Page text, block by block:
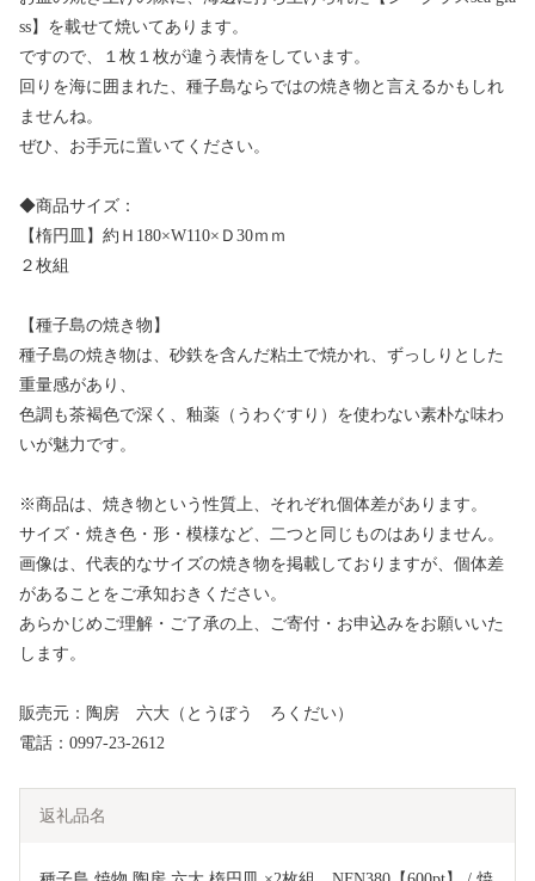
ss】を載せて焼いてあります。
ですので、１枚１枚が違う表情をしています。
回りを海に囲まれた、種子島ならではの焼き物と言えるかもしれ
ませんね。
ぜひ、お手元に置いてください。
◆商品サイズ：
【楕円皿】約Ｈ180×W110×Ｄ30ｍｍ
２枚組
【種子島の焼き物】
種子島の焼き物は、砂鉄を含んだ粘土で焼かれ、ずっしりとした
重量感があり、
色調も茶褐色で深く、釉薬（うわぐすり）を使わない素朴な味わ
いが魅力です。
※商品は、焼き物という性質上、それぞれ個体差があります。
サイズ・焼き色・形・模様など、二つと同じものはありません。
画像は、代表的なサイズの焼き物を掲載しておりますが、個体差
があることをご承知おきください。
あらかじめご理解・ご了承の上、ご寄付・お申込みをお願いいた
します。
販売元：陶房 六大（とうぼう ろくだい）
電話：0997-23-2612
返礼品名